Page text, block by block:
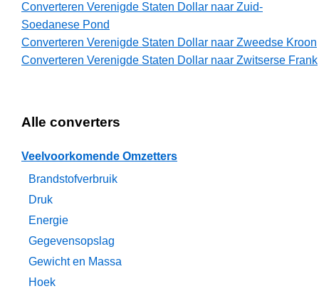
Converteren Verenigde Staten Dollar naar Zuid-
Soedanese Pond
Converteren Verenigde Staten Dollar naar Zweedse Kroon
Converteren Verenigde Staten Dollar naar Zwitserse Frank
Alle converters
Veelvoorkomende Omzetters
Brandstofverbruik
Druk
Energie
Gegevensopslag
Gewicht en Massa
Hoek